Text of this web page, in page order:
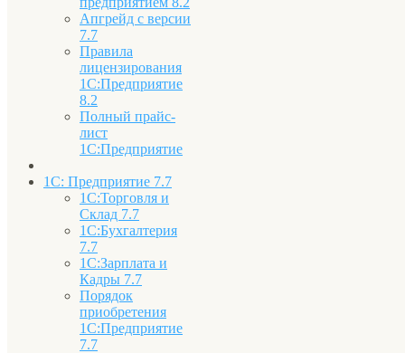
Апгрейд с версии
7.7
Правила
лицензирования
1С:Предприятие
8.2
Полный прайс-
лист
1С:Предприятие
1С: Предприятие 7.7
1С:Торговля и
Склад 7.7
1С:Бухгалтерия
7.7
1С:Зарплата и
Кадры 7.7
Порядок
приобретения
1С:Предприятие
7.7